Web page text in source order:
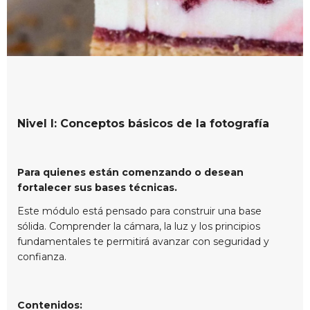
Nivel I: Conceptos básicos de la fotografía
Para quienes están comenzando o desean
fortalecer sus bases técnicas.
Este módulo está pensado para construir una base
sólida. Comprender la cámara, la luz y los principios
fundamentales te permitirá avanzar con seguridad y
confianza.
Contenidos: